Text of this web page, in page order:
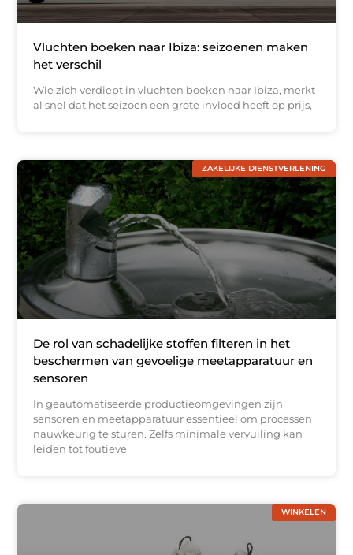
Vluchten boeken naar Ibiza: seizoenen maken
het verschil
Wie zich verdiept in vluchten boeken naar Ibiza, merkt
al snel dat het seizoen een grote invloed heeft op prijs,
ZAKELIJKE DIENSTVERLENING
De rol van schadelijke stoffen filteren in het
beschermen van gevoelige meetapparatuur en
sensoren
In geautomatiseerde productieomgevingen zijn
sensoren en meetapparatuur essentieel om processen
nauwkeurig te sturen. Zelfs minimale vervuiling kan
leiden tot foutieve
WINKELEN